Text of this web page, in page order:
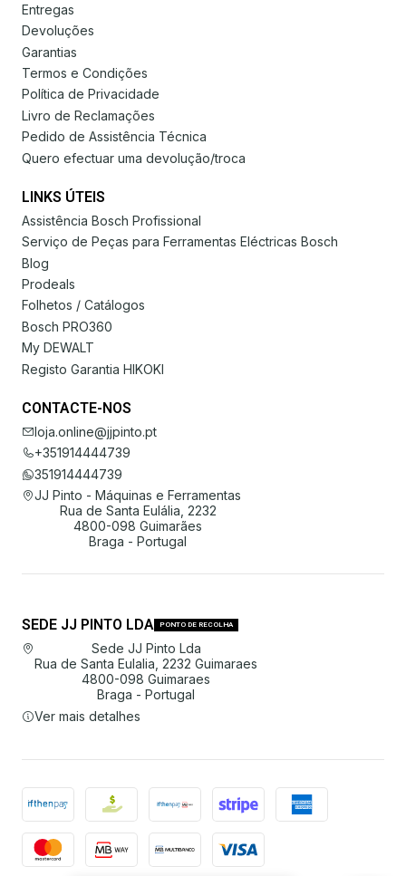
Entregas
Devoluções
Garantias
Termos e Condições
Política de Privacidade
Livro de Reclamações
Pedido de Assistência Técnica
Quero efectuar uma devolução/troca
LINKS ÚTEIS
Assistência Bosch Profissional
Serviço de Peças para Ferramentas Eléctricas Bosch
Blog
Prodeals
Folhetos / Catálogos
Bosch PRO360
My DEWALT
Registo Garantia HIKOKI
CONTACTE-NOS
loja.online@jjpinto.pt
+351914444739
351914444739
JJ Pinto - Máquinas e Ferramentas
Rua de Santa Eulália, 2232
4800-098 Guimarães
Braga - Portugal
SEDE JJ PINTO LDA PONTO DE RECOLHA
Sede JJ Pinto Lda
Rua de Santa Eulalia, 2232 Guimaraes
4800-098 Guimaraes
Braga - Portugal
Ver mais detalhes